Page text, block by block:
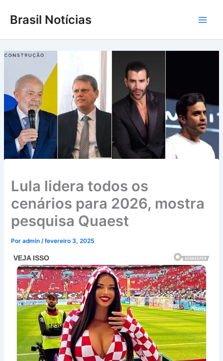
para
conteúdo
Brasil Notícias
Lula lidera todos os
cenários para 2026, mostra
pesquisa Quaest
Poradmin/fevereiro 3, 2025